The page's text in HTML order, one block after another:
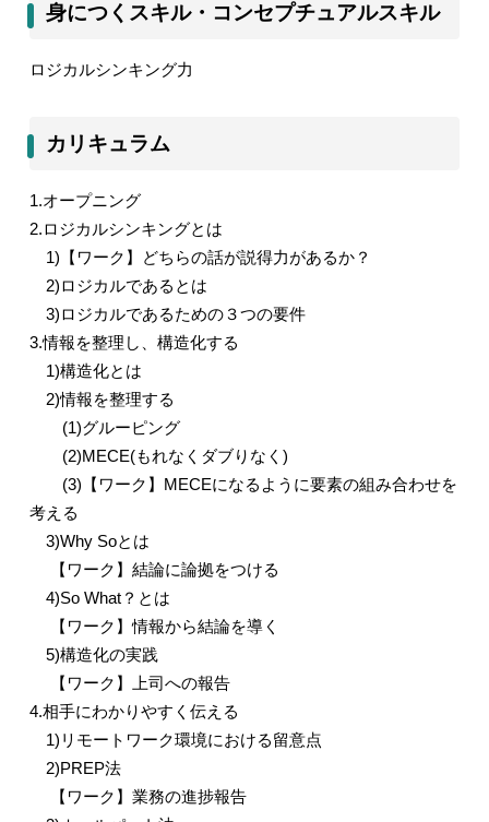
身につくスキル・コンセプチュアルスキル
ロジカルシンキング力
カリキュラム
1.オープニング
2.ロジカルシンキングとは
1) 【ワーク】どちらの話が説得力があるか？
2)ロジカルであるとは
3)ロジカルであるための３つの要件
3.情報を整理し、構造化する
1)構造化とは
2)情報を整理する
(1)グルーピング
(2)MECE(もれなくダブりなく )
(3) 【ワーク】 MECEになるように要素の組み合わせを
考える
3)Why Soとは
【ワーク】結論に論拠をつける
4)So What？とは
【ワーク】情報から結論を導く
5)構造化の実践
【ワーク】上司への報告
4.相手にわかりやすく伝える
1) リモートワーク環境における留意点
2)PREP法
【ワーク】業務の進捗報告